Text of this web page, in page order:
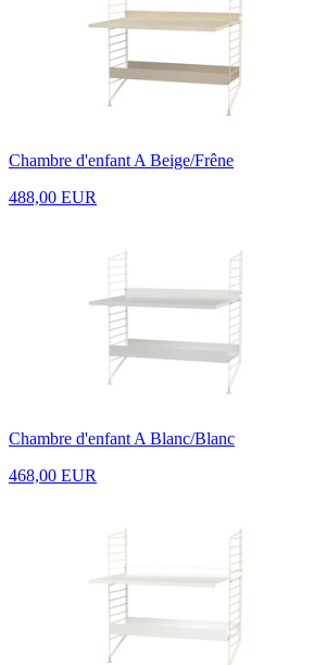
Chambre d'enfant A Beige/Frêne
488,00 EUR
Chambre d'enfant A Blanc/Blanc
468,00 EUR